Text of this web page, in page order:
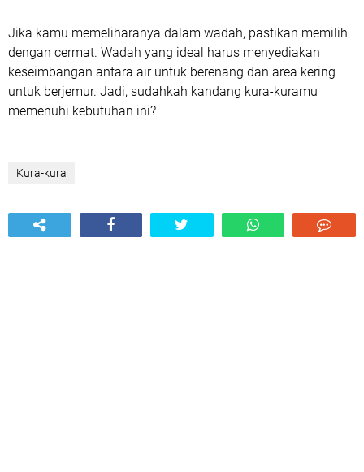
Jika kamu memeliharanya dalam wadah, pastikan memilih
dengan cermat. Wadah yang ideal harus menyediakan
keseimbangan antara air untuk berenang dan area kering
untuk berjemur. Jadi, sudahkah kandang kura-kuramu
memenuhi kebutuhan ini?
Kura-kura